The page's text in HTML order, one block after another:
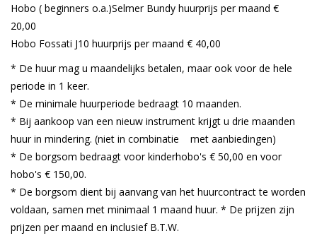
Hobo ( beginners o.a.)Selmer Bundy huurprijs per maand €
20,00
Hobo Fossati J10 huurprijs per maand € 40,00
* De huur mag u maandelijks betalen, maar ook voor de hele
periode in 1 keer.
* De minimale huurperiode bedraagt 10 maanden.
* Bij aankoop van een nieuw instrument krijgt u drie maanden
huur in mindering. (niet in combinatie met aanbiedingen)
* De borgsom bedraagt voor kinderhobo's € 50,00 en voor
hobo's € 150,00.
* De borgsom dient bij aanvang van het huurcontract te worden
voldaan, samen met minimaal 1 maand huur. * De prijzen zijn
prijzen per maand en inclusief B.T.W.